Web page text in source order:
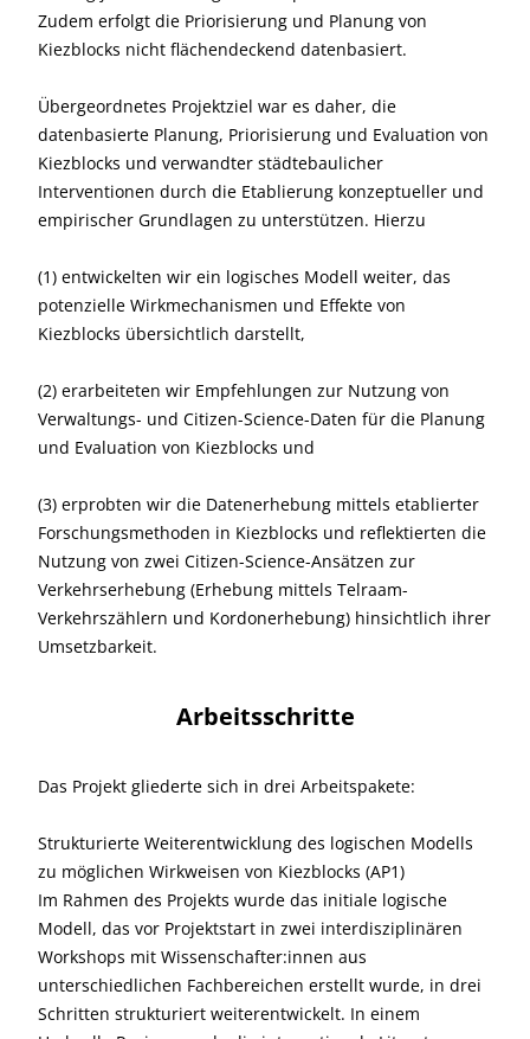
Zudem erfolgt die Priorisierung und Planung von
Kiezblocks nicht flächendeckend datenbasiert.
Übergeordnetes Projektziel war es daher, die
datenbasierte Planung, Priorisierung und Evaluation von
Kiezblocks und verwandter städtebaulicher
Interventionen durch die Etablierung konzeptueller und
empirischer Grundlagen zu unterstützen. Hierzu
(1) entwickelten wir ein logisches Modell weiter, das
potenzielle Wirkmechanismen und Effekte von
Kiezblocks übersichtlich darstellt,
(2) erarbeiteten wir Empfehlungen zur Nutzung von
Verwaltungs- und Citizen-Science-Daten für die Planung
und Evaluation von Kiezblocks und
(3) erprobten wir die Datenerhebung mittels etablierter
Forschungsmethoden in Kiezblocks und reflektierten die
Nutzung von zwei Citizen-Science-Ansätzen zur
Verkehrserhebung (Erhebung mittels Telraam-
Verkehrszählern und Kordonerhebung) hinsichtlich ihrer
Umsetzbarkeit.
Arbeitsschritte
Das Projekt gliederte sich in drei Arbeitspakete:
Strukturierte Weiterentwicklung des logischen Modells
zu möglichen Wirkweisen von Kiezblocks (AP1)
Im Rahmen des Projekts wurde das initiale logische
Modell, das vor Projektstart in zwei interdisziplinären
Workshops mit Wissenschafter:innen aus
unterschiedlichen Fachbereichen erstellt wurde, in drei
Schritten strukturiert weiterentwickelt. In einem